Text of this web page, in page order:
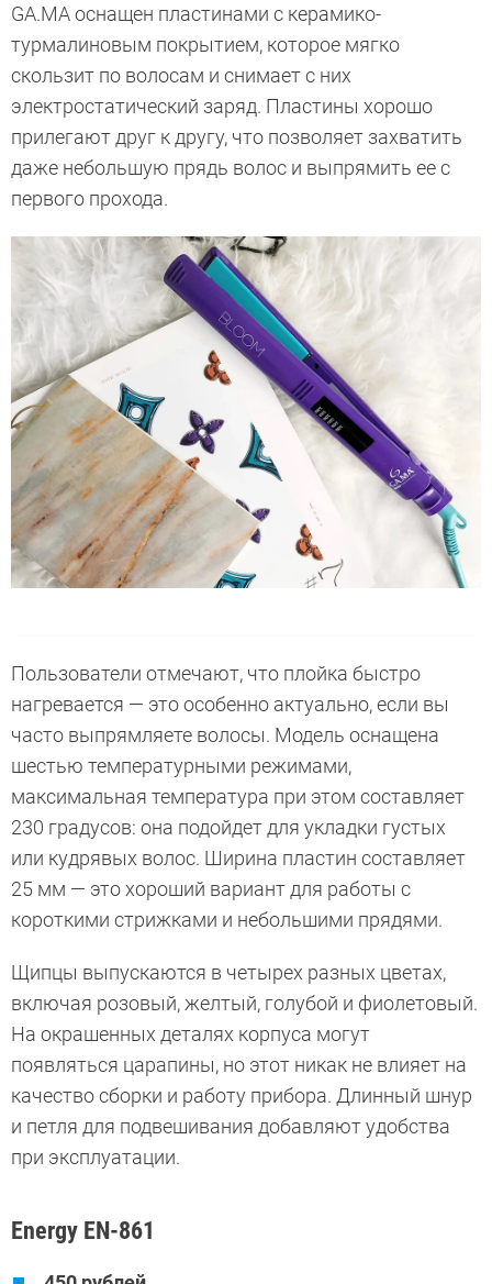
GA.MA оснащен пластинами с керамико-
турмалиновым покрытием, которое мягко
скользит по волосам и снимает с них
электростатический заряд. Пластины хорошо
прилегают друг к другу, что позволяет захватить
даже небольшую прядь волос и выпрямить ее с
первого прохода.
Пользователи отмечают, что плойка быстро
нагревается — это особенно актуально, если вы
часто выпрямляете волосы. Модель оснащена
шестью температурными режимами,
максимальная температура при этом составляет
230 градусов: она подойдет для укладки густых
или кудрявых волос. Ширина пластин составляет
25 мм — это хороший вариант для работы с
короткими стрижками и небольшими прядями.
Щипцы выпускаются в четырех разных цветах,
включая розовый, желтый, голубой и фиолетовый.
На окрашенных деталях корпуса могут
появляться царапины, но этот никак не влияет на
качество сборки и работу прибора. Длинный шнур
и петля для подвешивания добавляют удобства
при эксплуатации.
Energy EN-861